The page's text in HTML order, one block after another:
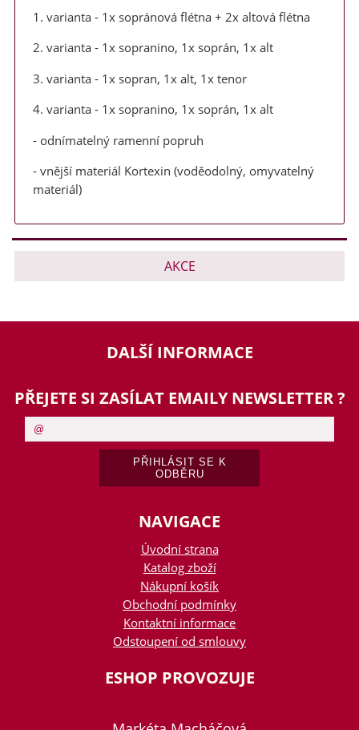
1. varianta - 1x sopránová flétna + 2x altová flétna
2. varianta - 1x sopranino, 1x soprán, 1x alt
3. varianta - 1x sopran, 1x alt, 1x tenor
4. varianta - 1x sopranino, 1x soprán, 1x alt
- odnímatelný ramenní popruh
- vnější materiál Kortexin (voděodolný, omyvatelný
materiál)
AKCE
DALŠÍ INFORMACE
PŘEJETE SI ZASÍLAT EMAILY NEWSLETTER ?
NAVIGACE
Úvodní strana
Katalog zboží
Nákupní košík
Obchodní podmínky
Kontaktní informace
Odstoupení od smlouvy
ESHOP PROVOZUJE